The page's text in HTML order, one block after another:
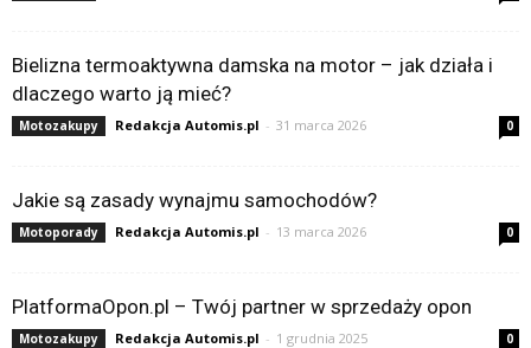
Bielizna termoaktywna damska na motor – jak działa i
dlaczego warto ją mieć?
Motozakupy Redakcja Automis.pl - 31 marca 2026 0
Jakie są zasady wynajmu samochodów?
Motoporady Redakcja Automis.pl - 13 marca 2026 0
PlatformaOpon.pl – Twój partner w sprzedaży opon
Motozakupy Redakcja Automis.pl - 1 grudnia 2025 0